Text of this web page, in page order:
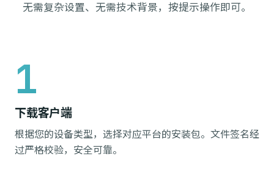
无需复杂设置、无需技术背景，按提示操作即可。
下载客户端
根据您的设备类型，选择对应平台的安装包。文件签名经
过严格校验，安全可靠。